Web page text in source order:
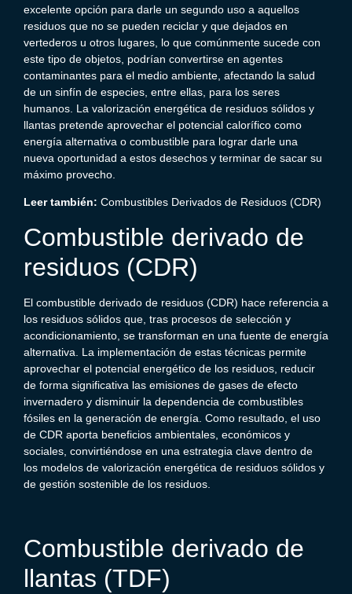
excelente opción para darle un segundo uso a aquellos
residuos que no se pueden reciclar y que dejados en
vertederos u otros lugares, lo que comúnmente sucede con
este tipo de objetos, podrían convertirse en agentes
contaminantes para el medio ambiente, afectando la salud
de un sinfín de especies, entre ellas, para los seres
humanos. La valorización energética de residuos sólidos y
llantas pretende aprovechar el potencial calorífico como
energía alternativa o combustible para lograr darle una
nueva oportunidad a estos desechos y terminar de sacar su
máximo provecho.
Leer también: Combustibles Derivados de Residuos (CDR)
Combustible derivado de
residuos (CDR)
El combustible derivado de residuos (CDR) hace referencia a
los residuos sólidos que, tras procesos de selección y
acondicionamiento, se transforman en una fuente de energía
alternativa. La implementación de estas técnicas permite
aprovechar el potencial energético de los residuos, reducir
de forma significativa las emisiones de gases de efecto
invernadero y disminuir la dependencia de combustibles
fósiles en la generación de energía. Como resultado, el uso
de CDR aporta beneficios ambientales, económicos y
sociales, convirtiéndose en una estrategia clave dentro de
los modelos de valorización energética de residuos sólidos y
de gestión sostenible de los residuos.
Combustible derivado de
llantas (TDF)